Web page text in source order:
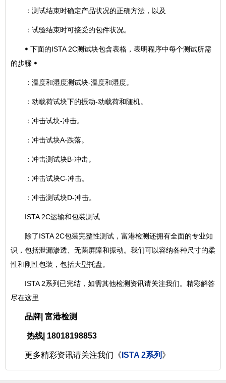
：测试结束时确定产品状况的正确方法，以及
：试验结束时可接受的包件状况。
ꔷ 下面的ISTA 2C测试块包含表格，表明程序中每个测试所需
的步骤 ꔷ
：温度和湿度测试块-温度和湿度。
：动载荷试块下的振动-动载荷和随机。
：冲击试块-冲击。
：冲击试块A-跌落。
：冲击测试块B-冲击。
：冲击试块C-冲击。
：冲击测试块D-冲击。
ISTA 2C运输和包装测试
除了ISTA 2C包装完整性测试，富港检测还拥有全面的专业知
识，包括泄漏渗透、无菌屏障和振动。我们可以容纳各种尺寸的柔
性和刚性包装，包括大型托盘。
ISTA 2系列已完结，如需其他检测资讯请关注我们。精彩解答
尽在这里
品牌| 富港检测
热线| 18018198853
更多精彩资讯请关注我们《 ISTA 2系列 》